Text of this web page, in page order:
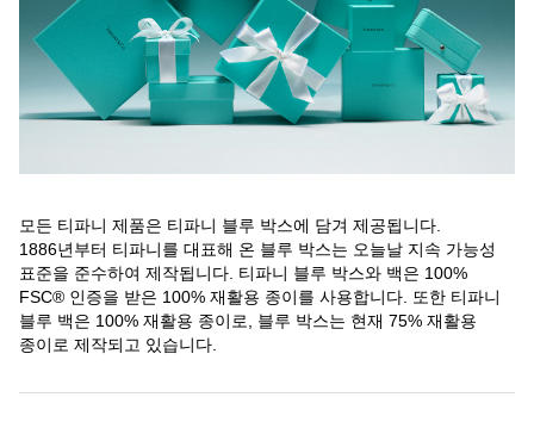
모든 티파니 제품은 티파니 블루 박스에 담겨 제공됩니다.
1886년부터 티파니를 대표해 온 블루 박스는 오늘날 지속 가능성
표준을 준수하여 제작됩니다. 티파니 블루 박스와 백은 100%
FSC® 인증을 받은 100% 재활용 종이를 사용합니다. 또한 티파니
블루 백은 100% 재활용 종이로, 블루 박스는 현재 75% 재활용
종이로 제작되고 있습니다.